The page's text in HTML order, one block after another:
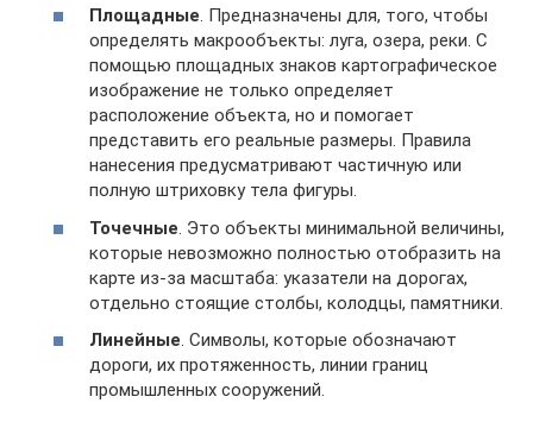
Площадные. Предназначены для, того, чтобы
определять макрообъекты: луга, озера, реки. С
помощью площадных знаков картографическое
изображение не только определяет
расположение объекта, но и помогает
представить его реальные размеры. Правила
нанесения предусматривают частичную или
полную штриховку тела фигуры.
Точечные. Это объекты минимальной величины,
которые невозможно полностью отобразить на
карте из-за масштаба: указатели на дорогах,
отдельно стоящие столбы, колодцы, памятники.
Линейные. Символы, которые обозначают
дороги, их протяженность, линии границ
промышленных сооружений.